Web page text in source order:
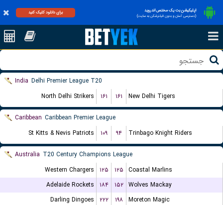
اپلیکیشن بت یک مختص اندروید
(دسترسی آسان و بدون فیلترشکن به سایت)
برای دانلود کلیک کنید
India Delhi Premier League T20
North Delhi Strikers
۱۶۱ ۱۶۱ New Delhi Tigers
Caribbean Caribbean Premier League
St Kitts & Nevis Patriots
۱۰۹ ۹۴ Trinbago Knight Riders
Australia T20 Century Champions League
Western Chargers
۱۲۵ ۱۲۵ Coastal Marlins
Adelaide Rockets
۱۸۴ ۱۵۲ Wolves Mackay
Darling Dingoes
۲۲۲ ۱۹۸
Moreton Magic